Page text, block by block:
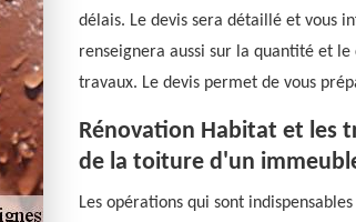
délais. Le devis sera détaillé et vous
renseignera aussi sur la quantité et
travaux. Le devis permet de vous
Rénovation Habitat et les
de la toiture d'un
Les opérations qui sont